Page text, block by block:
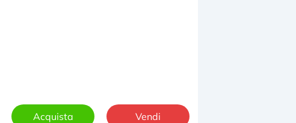
Acquista Vendi